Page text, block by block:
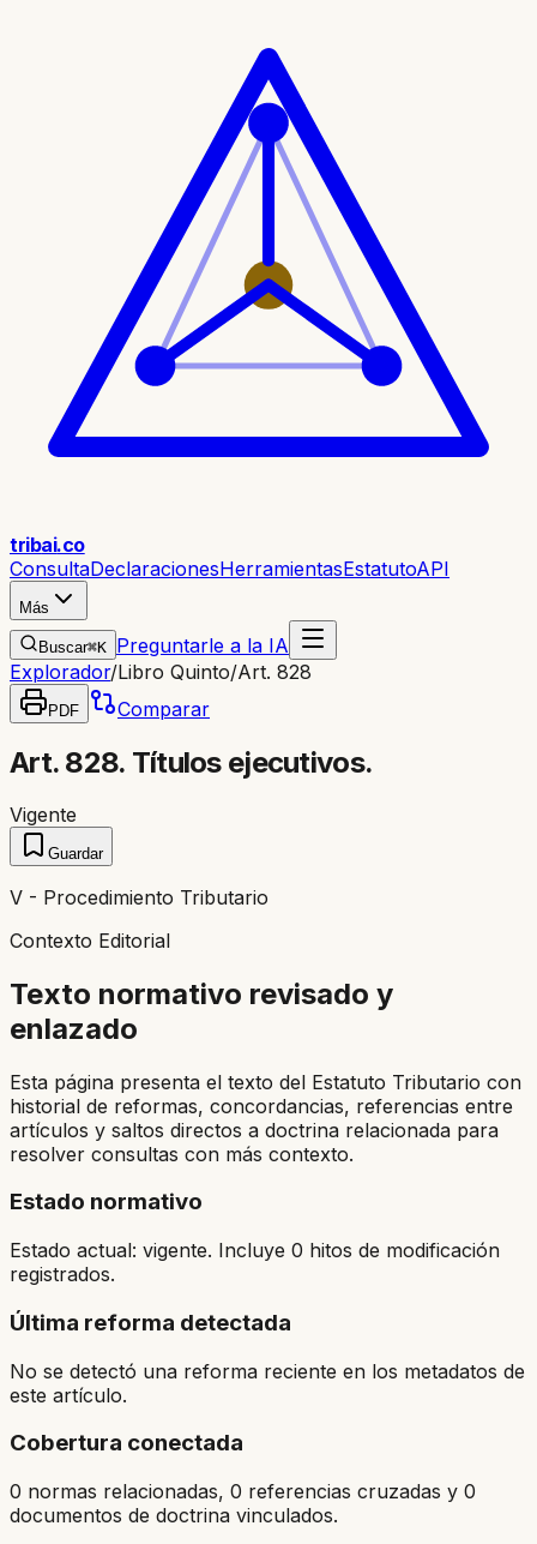
tribai.co
ConsultaDeclaracionesHerramientasEstatutoAPI
Más
Buscar⌘K Preguntarle a la IA
Explorador/Libro Quinto/Art. 828
PDF Comparar
Art. 828. Títulos ejecutivos.
Vigente
Guardar
V - Procedimiento Tributario
Contexto Editorial
Texto normativo revisado y
enlazado
Esta página presenta el texto del Estatuto Tributario con
historial de reformas, concordancias, referencias entre
artículos y saltos directos a doctrina relacionada para
resolver consultas con más contexto.
Estado normativo
Estado actual: vigente. Incluye 0 hitos de modificación
registrados.
Última reforma detectada
No se detectó una reforma reciente en los metadatos de
este artículo.
Cobertura conectada
0 normas relacionadas, 0 referencias cruzadas y 0
documentos de doctrina vinculados.